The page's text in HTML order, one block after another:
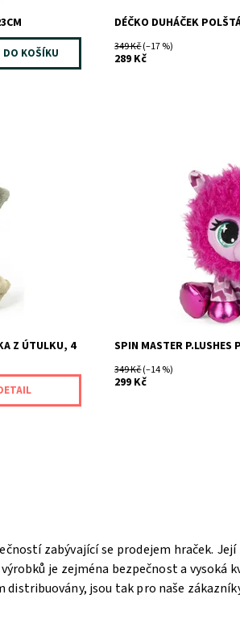
DÉČKO DUHÁČEK
349 Kč(–17 %)
289 Kč
Z ÚTULKU, 4
Skladem
9954
SPIN
SPIN MASTER P.LUSHES
349 Kč(–14 %)
299 Kč
zabývající se prodejem hraček.
je zejména bezpečnost a vysoká
jsou tak pro naše